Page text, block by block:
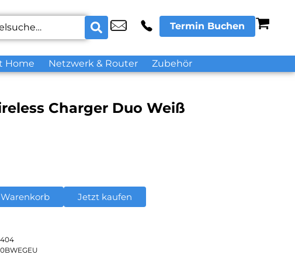
Termin Buchen
Home Netzwerk & Router Zubehör
Charger Duo Weiß
Jetzt kaufen